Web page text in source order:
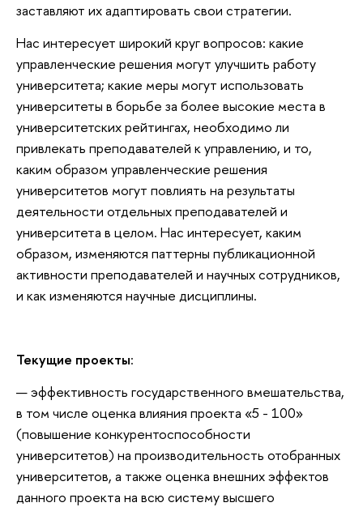
заставляют их адаптировать свои стратегии.
Нас интересует широкий круг вопросов: какие
управленческие решения могут улучшить работу
университета; какие меры могут использовать
университеты в борьбе за более высокие места в
университетских рейтингах, необходимо ли
привлекать преподавателей к управлению, и то,
каким образом управленческие решения
университетов могут повлиять на результаты
деятельности отдельных преподавателей и
университета в целом. Нас интересует, каким
образом, изменяются паттерны публикационной
активности преподавателей и научных сотрудников,
и как изменяются научные дисциплины.
Текущие проекты:
эффективность государственного вмешательства,
в том числе оценка влияния проекта «5 - 100»
(повышение конкурентоспособности
университетов) на производительность отобранных
университетов, а также оценка внешних эффектов
данного проекта на всю систему высшего